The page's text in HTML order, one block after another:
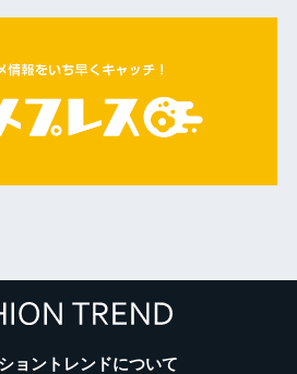
ョントレンドについて